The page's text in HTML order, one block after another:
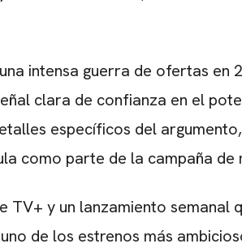
intensa guerra de ofertas en
clara de confianza en el
específicos del
como parte de la campaña de
TV+ y un lanzamiento semanal
de los estrenos más